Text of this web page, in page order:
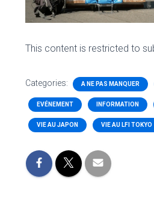
This content is restricted to
Categories: A NE PAS MANQUER
EVÉNEMENT INFORMATION
VIE AU JAPON VIE AU LFI TOKYO